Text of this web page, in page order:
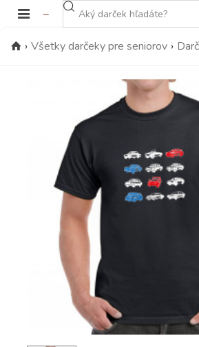
› Všetky darčeky pre seniorov ›